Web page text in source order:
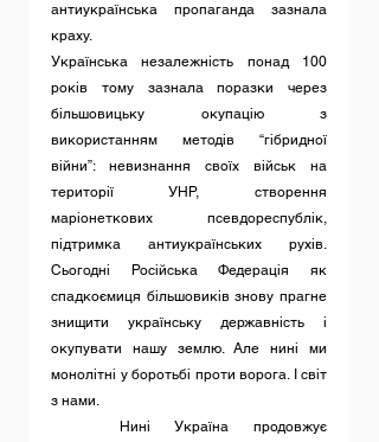
антиукраїнська пропаганда зазнала
краху.
Українська незалежність понад 100
років тому зазнала поразки через
більшовицьку окупацію з
використанням методів “гібридної
війни”: невизнання своїх військ на
території УНР, створення
маріонеткових псевдореспублік,
підтримка антиукраїнських рухів.
Сьогодні Російська Федерація як
спадкоємиця більшовиків знову прагне
знищити українську державність і
окупувати нашу землю. Але нині ми
монолітні у боротьбі проти ворога. І світ
з нами.